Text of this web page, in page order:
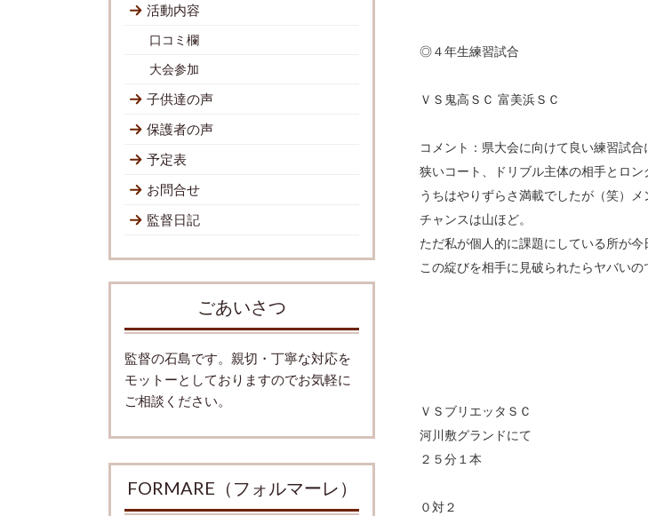
◎４年生練習試合
ＶＳ鬼高ＳＣ 富美浜ＳＣ
コメント：県大会に向けて良い練習試合
狭いコート、ドリブル主体の相手とロン
うちはやりずらさ満載でしたが（笑）
チャンスは山ほど。
ただ私が個人的に課題にしている所が今
この綻びを相手に見破られたらヤバいの
ＶＳブリエッタＳＣ
河川敷グランドにて
２５分１本
０対２
活動内容
口コミ欄
大会参加
子供達の声
保護者の声
予定表
お問合せ
監督日記
ごあいさつ
監督の石島です。親切・丁寧な対応を
モットーとしておりますのでお気軽に
ご相談ください。
FORMARE（フォルマーレ）